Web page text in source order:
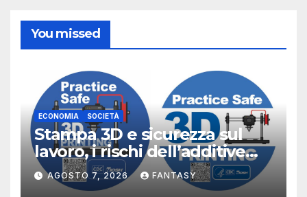
You missed
ECONOMIA SOCIETÀ
Stampa 3D e sicurezza sul
lavoro, i rischi dell’additive
manufacturing secondo
NIOSH
AGOSTO 7, 2026 FANTASY